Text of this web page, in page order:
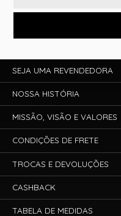
SEJA UMA REVENDEDORA
NOSSA HISTÓRIA
MISSÃO, VISÃO E VALORES
CONDIÇÕES DE FRETE
TROCAS E DEVOLUÇÕES
CASHBACK
TABELA DE MEDIDAS